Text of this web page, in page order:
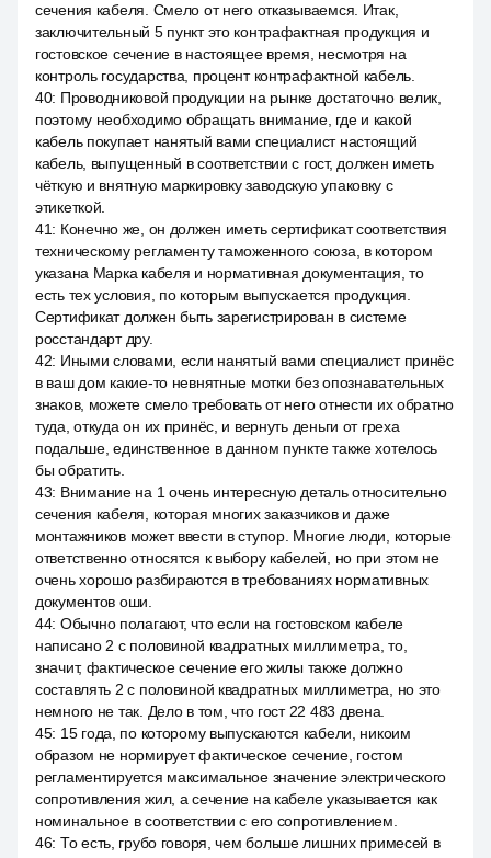
сечения кабеля. Смело от него отказываемся. Итак,
заключительный 5 пункт это контрафактная продукция и
гостовское сечение в настоящее время, несмотря на
контроль государства, процент контрафактной кабель.
40: Проводниковой продукции на рынке достаточно велик,
поэтому необходимо обращать внимание, где и какой
кабель покупает нанятый вами специалист настоящий
кабель, выпущенный в соответствии с гост, должен иметь
чёткую и внятную маркировку заводскую упаковку с
этикеткой.
41: Конечно же, он должен иметь сертификат соответствия
техническому регламенту таможенного союза, в котором
указана Марка кабеля и нормативная документация, то
есть тех условия, по которым выпускается продукция.
Сертификат должен быть зарегистрирован в системе
росстандарт дру.
42: Иными словами, если нанятый вами специалист принёс
в ваш дом какие-то невнятные мотки без опознавательных
знаков, можете смело требовать от него отнести их обратно
туда, откуда он их принёс, и вернуть деньги от греха
подальше, единственное в данном пункте также хотелось
бы обратить.
43: Внимание на 1 очень интересную деталь относительно
сечения кабеля, которая многих заказчиков и даже
монтажников может ввести в ступор. Многие люди, которые
ответственно относятся к выбору кабелей, но при этом не
очень хорошо разбираются в требованиях нормативных
документов оши.
44: Обычно полагают, что если на гостовском кабеле
написано 2 с половиной квадратных миллиметра, то,
значит, фактическое сечение его жилы также должно
составлять 2 с половиной квадратных миллиметра, но это
немного не так. Дело в том, что гост 22 483 двена.
45: 15 года, по которому выпускаются кабели, никоим
образом не нормирует фактическое сечение, гостом
регламентируется максимальное значение электрического
сопротивления жил, а сечение на кабеле указывается как
номинальное в соответствии с его сопротивлением.
46: То есть, грубо говоря, чем больше лишних примесей в